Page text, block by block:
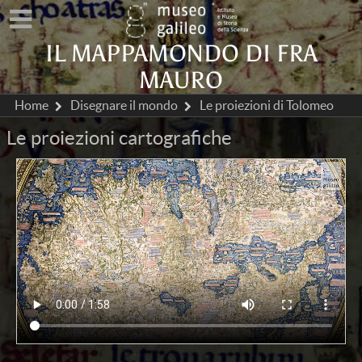
IL MAPPAMONDO DI FRA
MAURO
Home Disegnare il mondo Le proiezioni di Tolomeo
Le proiezioni cartografiche